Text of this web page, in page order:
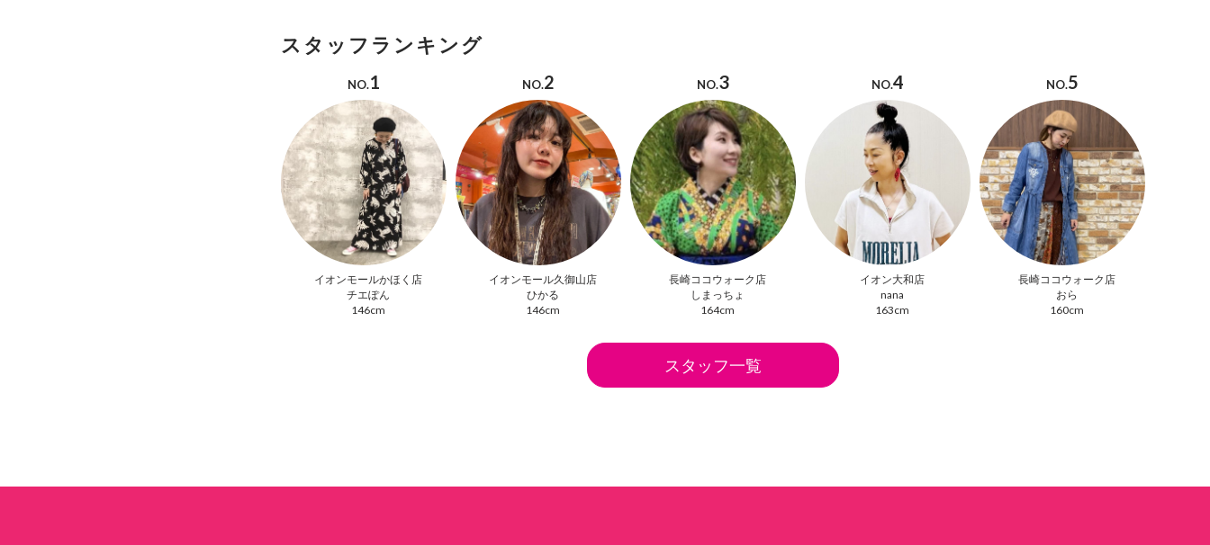
スタッフランキング
NO.1
イオンモールかほく店
チエぽん
146cm
NO.2
イオンモール久御山店
ひかる
146cm
NO.3
長崎ココウォーク店
しまっちょ
164cm
NO.4
イオン大和店
nana
163cm
NO.5
長崎ココウォーク店
おら
160cm
スタッフ一覧